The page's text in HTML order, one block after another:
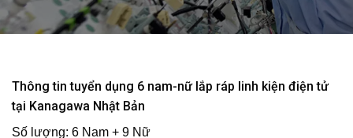
Thông tin tuyển dụng 6 nam-nữ lắp ráp linh kiện điện tử
tại Kanagawa Nhật Bản
Số lượng: 6 Nam + 9 Nữ